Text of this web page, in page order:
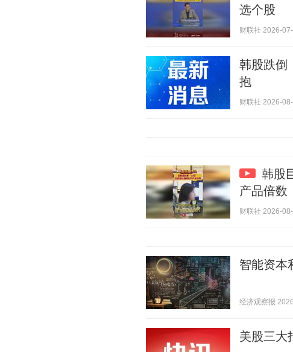
选个股
财联社 2026-
韩股跌倒
抱
财联社 2026-
韩股
产品倍数
财联社 2026-
智能资本
经济观察报
美股三大